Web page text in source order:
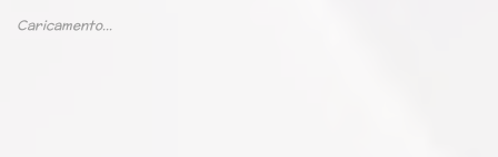
Caricamento...